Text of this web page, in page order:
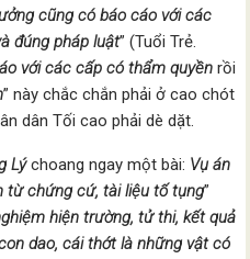
cũng có báo cáo với các
đúng pháp luật” (Tuổi Trẻ.
với các cấp có thẩm quyền rồi
” này chắc chắn phải ở cao chót
dân Tối cao phải dè dặt.
Lýchoang ngay một bài: Vụ án
từ chứng cứ, tài liệu tố tụng”
hiện trường, tử thi, kết quả
dao, cái thớt là những vật có